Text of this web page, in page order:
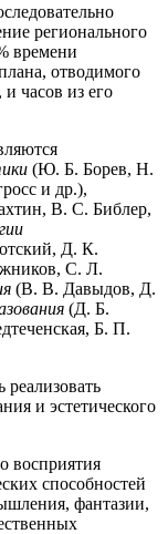
регионального
времени
отводимого
часов из его
(Ю. Б. Борев, Н.
и др.),
В. С. Библер,
Д. К.
С. Л.
(В. В. Давыдов, Д.
(Д. Б.
Б. П.
и эстетического
восприятия
способностей
фантазии,